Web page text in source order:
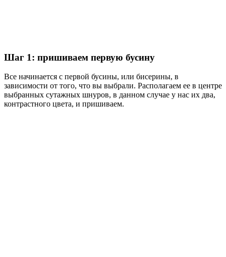
Шаг 1: пришиваем первую бусину
Все начинается с первой бусины, или бисерины, в
зависимости от того, что вы выбрали. Располагаем ее в центре
выбранных сутажных шнуров, в данном случае у нас их два,
контрастного цвета, и пришиваем.